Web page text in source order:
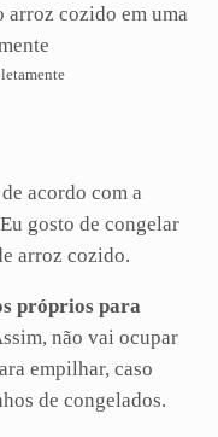
acordo com a
gosto de congelar
arroz cozido.
próprios para
não vai ocupar
empilhar, caso
de congelados.